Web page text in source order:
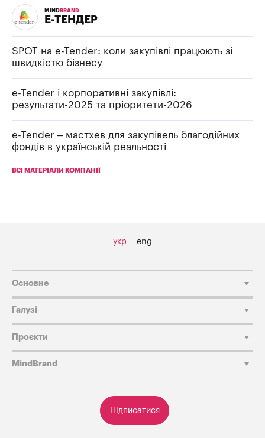
MIND BRAND
Е-ТЕНДЕР
SPOT на e-Tender: коли закупівлі працюють зі
швидкістю бізнесу
e-Tender і корпоративні закупівлі:
результати-2025 та пріоритети-2026
e-Tender – мастхев для закупівель благодійних
фондів в українській реальності
ВСІ МАТЕРІАЛИ КОМПАНІЇ
укр eng
Підписатися
Основне
Галузі
Проєкти
MindBrand